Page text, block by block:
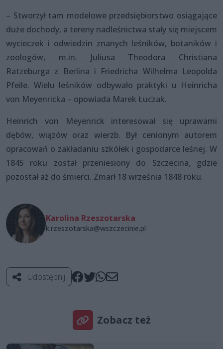
– Stworzył tam modelowe przedsiębiorstwo osiągające
duże dochody, a tereny nadleśnictwa stały się miejscem
wycieczek i odwiedzin znanych leśników, botaników i
zoologów, m.in. Juliusa Theodora Christiana
Ratzeburga z Berlina i Friedricha Wilhelma Leopolda
Pfeile. Wielu leśników odbywało praktyki u Heinricha
von Meyenricka – opowiada Marek Łuczak.
Heinrich von Meyenrick interesował się uprawami
dębów, wiązów oraz wierzb. Był cenionym autorem
opracowań o zakładaniu szkółek i gospodarce leśnej. W
1845 roku został przeniesiony do Szczecina, gdzie
pozostał aż do śmierci. Zmarł 18 września 1848 roku.
Karolina Rzeszotarska
k.rzeszotarska@wszczecinie.pl
Udostępnij
Zobacz też